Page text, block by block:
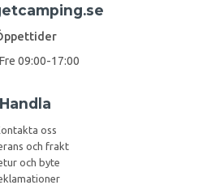
09:00-17:00
Handla
oss
och frakt
och byte